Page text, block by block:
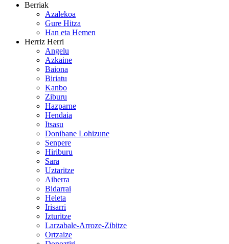
Berriak
Azalekoa
Gure Hitza
Han eta Hemen
Herriz Herri
Angelu
Azkaine
Baiona
Biriatu
Kanbo
Ziburu
Hazparne
Hendaia
Itsasu
Donibane Lohizune
Senpere
Hiriburu
Sara
Uztaritze
Aiherra
Bidarrai
Heleta
Irisarri
Izturitze
Larzabale-Arroze-Zibitze
Ortzaize